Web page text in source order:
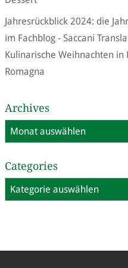
Jahresrückblick 2024: die
im Fachblog - Saccani
Kulinarische Weihnachten in
Romagna
Archives
Archives
Categories
Categories